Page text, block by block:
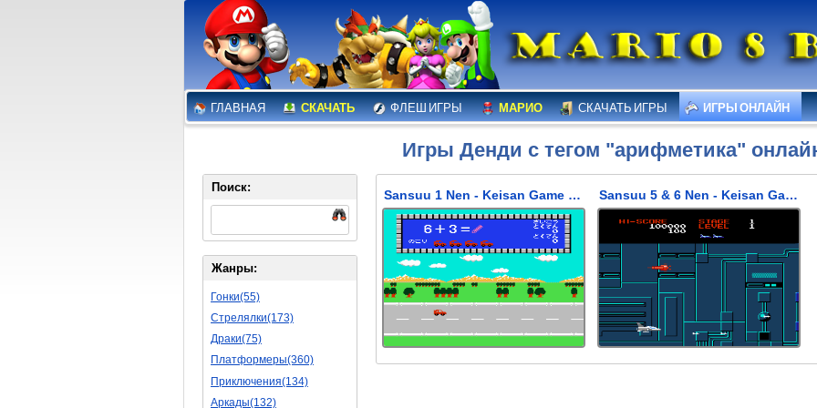
ГЛАВНАЯ СКАЧАТЬ ФЛЕШ ИГРЫ МАРИО СКАЧАТЬ ИГРЫ ИГРЫ ОНЛАЙН
Игры Денди с тегом "арифметика"
Sansuu 1 Nen - Keisan Game (Игры Кензай) Sansuu 5 & 6 Nen - Keisan Game (Сансу 5)
Поиск:
Жанры:
Гонки(55)
Стрелялки(173)
Драки(75)
Платформеры(360)
Приключения(134)
Аркады(132)